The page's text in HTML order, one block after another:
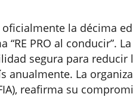
oficialmente la décima
“RE PRO al conducir”. La
segura para reducir
anualmente. La
reafirma su